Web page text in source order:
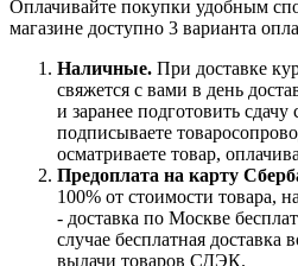
Оплачивайте покупки удобным
магазине доступно 3 варианта
Наличные. При доставке
свяжется с вами в день
и заранее подготовить
подписываете
осматриваете товар,
Предоплата на карту
100% от стоимости товара,
- доставка по Москве
случае бесплатная доставка
выдачи товаров СДЭК.